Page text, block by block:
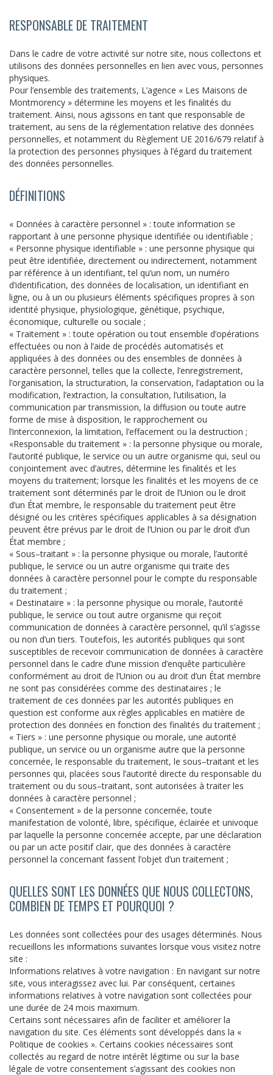
RESPONSABLE DE TRAITEMENT
Dans le cadre de votre activité sur notre site, nous collectons et
utilisons des données personnelles en lien avec vous, personnes
physiques.
Pour l’ensemble des traitements, L’agence « Les Maisons de
Montmorency » détermine les moyens et les finalités du
traitement. Ainsi, nous agissons en tant que responsable de
traitement, au sens de la réglementation relative des données
personnelles, et notamment du Règlement UE 2016/679 relatif à
la protection des personnes physiques à l’égard du traitement
des données personnelles.
DÉFINITIONS
« Données à caractère personnel » : toute information se
rapportant à une personne physique identifiée ou identifiable ;
« Personne physique identifiable » : une personne physique qui
peut être identifiée, directement ou indirectement, notamment
par référence à un identifiant, tel qu’un nom, un numéro
d’identification, des données de localisation, un identifiant en
ligne, ou à un ou plusieurs éléments spécifiques propres à son
identité physique, physiologique, génétique, psychique,
économique, culturelle ou sociale ;
« Traitement » : toute opération ou tout ensemble d’opérations
effectuées ou non à l’aide de procédés automatisés et
appliquées à des données ou des ensembles de données à
caractère personnel, telles que la collecte, l’enregistrement,
l’organisation, la structuration, la conservation, l’adaptation ou la
modification, l’extraction, la consultation, l’utilisation, la
communication par transmission, la diffusion ou toute autre
forme de mise à disposition, le rapprochement ou
l’interconnexion, la limitation, l’effacement ou la destruction ;
«Responsable du traitement » : la personne physique ou morale,
l’autorité publique, le service ou un autre organisme qui, seul ou
conjointement avec d’autres, détermine les finalités et les
moyens du traitement; lorsque les finalités et les moyens de ce
traitement sont déterminés par le droit de l’Union ou le droit
d’un État membre, le responsable du traitement peut être
désigné ou les critères spécifiques applicables à sa désignation
peuvent être prévus par le droit de l’Union ou par le droit d’un
État membre ;
« Sous–traitant » : la personne physique ou morale, l’autorité
publique, le service ou un autre organisme qui traite des
données à caractère personnel pour le compte du responsable
du traitement ;
« Destinataire » : la personne physique ou morale, l’autorité
publique, le service ou tout autre organisme qui reçoit
communication de données à caractère personnel, qu’il s’agisse
ou non d’un tiers. Toutefois, les autorités publiques qui sont
susceptibles de recevoir communication de données à caractère
personnel dans le cadre d’une mission d’enquête particulière
conformément au droit de l’Union ou au droit d’un État membre
ne sont pas considérées comme des destinataires ; le
traitement de ces données par les autorités publiques en
question est conforme aux règles applicables en matière de
protection des données en fonction des finalités du traitement ;
« Tiers » : une personne physique ou morale, une autorité
publique, un service ou un organisme autre que la personne
concernée, le responsable du traitement, le sous–traitant et les
personnes qui, placées sous l’autorité directe du responsable du
traitement ou du sous–traitant, sont autorisées à traiter les
données à caractère personnel ;
« Consentement » de la personne concernée, toute
manifestation de volonté, libre, spécifique, éclairée et univoque
par laquelle la personne concernée accepte, par une déclaration
ou par un acte positif clair, que des données à caractère
personnel la concernant fassent l’objet d’un traitement ;
QUELLES SONT LES DONNÉES QUE NOUS COLLECTONS,
COMBIEN DE TEMPS ET POURQUOI ?
Les données sont collectées pour des usages déterminés. Nous
recueillons les informations suivantes lorsque vous visitez notre
site :
Informations relatives à votre navigation : En navigant sur notre
site, vous interagissez avec lui. Par conséquent, certaines
informations relatives à votre navigation sont collectées pour
une durée de 24 mois maximum.
Certains sont nécessaires afin de faciliter et améliorer la
navigation du site. Ces éléments sont développés dans la «
Politique de cookies ». Certains cookies nécessaires sont
collectés au regard de notre intérêt légitime ou sur la base
légale de votre consentement s’agissant des cookies non